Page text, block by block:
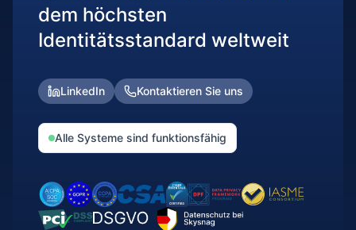
dem höchsten
Identitätsstandard weltweit
LinkedIn Kontaktieren Sie uns
Alle Systeme sind funktionsfähig